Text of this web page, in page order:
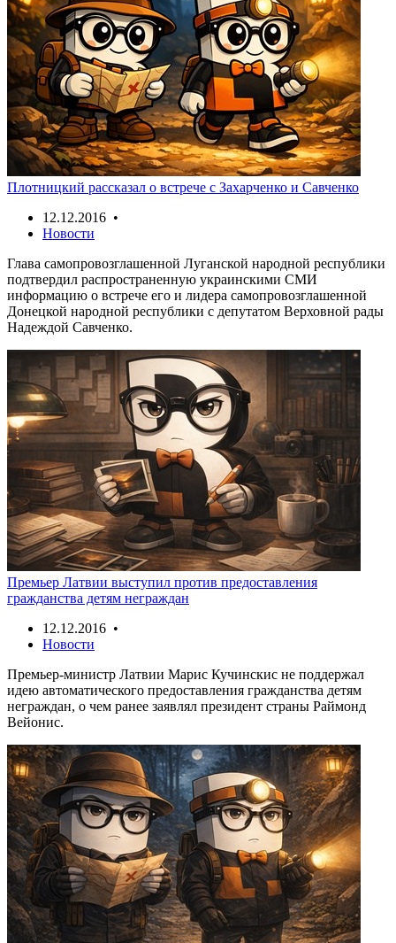
Плотницкий рассказал о встрече с Захарченко и Савченко
12.12.2016 •
Новости
Глава самопровозглашенной Луганской народной республики
подтвердил распространенную украинскими СМИ
информацию о встрече его и лидера самопровозглашенной
Донецкой народной республики с депутатом Верховной рады
Надеждой Савченко.
Премьер Латвии выступил против предоставления
гражданства детям неграждан
12.12.2016 •
Новости
Премьер-министр Латвии Марис Кучинскис не поддержал
идею автоматического предоставления гражданства детям
неграждан, о чем ранее заявлял президент страны Раймонд
Вейонис.